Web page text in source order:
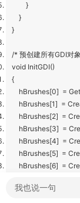
}
}
}
/* 预创建所有GDI对
void InitGDI()
{
hBrushes[0] =
hBrushes[1] =
hBrushes[2] =
hBrushes[3] =
hBrushes[4] =
hBrushes[5] =
hBrushes[6] =
hBrushes[7] =
hBrushes[8] =
我也说一句